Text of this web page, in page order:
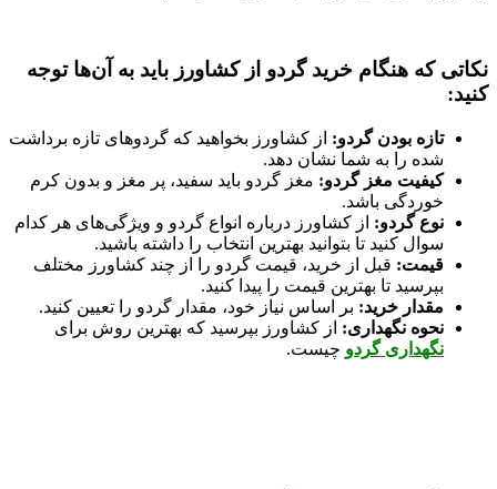
نکاتی که هنگام خرید گردو از کشاورز باید به آن‌ها توجه
کنید:
تازه بودن گردو: از کشاورز بخواهید که گردوهای تازه برداشت
شده را به شما نشان دهد.
کیفیت مغز گردو: مغز گردو باید سفید، پر مغز و بدون کرم
خوردگی باشد.
نوع گردو: از کشاورز درباره انواع گردو و ویژگی‌های هر کدام
سوال کنید تا بتوانید بهترین انتخاب را داشته باشید.
قیمت: قبل از خرید، قیمت گردو را از چند کشاورز مختلف
بپرسید تا بهترین قیمت را پیدا کنید.
مقدار خرید: بر اساس نیاز خود، مقدار گردو را تعیین کنید.
نحوه نگهداری: از کشاورز بپرسید که بهترین روش برای
نگهداری گردو چیست.